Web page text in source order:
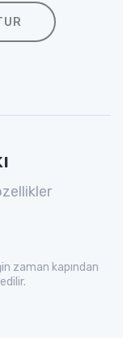
zaman kapından